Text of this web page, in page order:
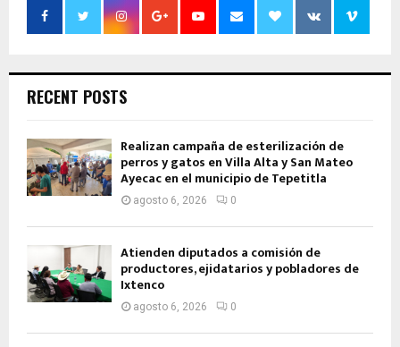
RECENT POSTS
Realizan campaña de esterilización de
perros y gatos en Villa Alta y San Mateo
Ayecac en el municipio de Tepetitla
agosto 6, 2026 0
Atienden diputados a comisión de
productores, ejidatarios y pobladores de
Ixtenco
agosto 6, 2026 0